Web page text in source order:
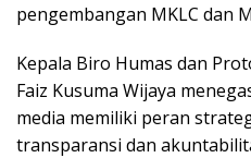
pengembangan MKLC dan
Kepala Biro Humas dan
Faiz Kusuma Wijaya
media memiliki peran
transparansi dan